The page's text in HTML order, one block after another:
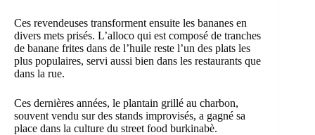
Ces revendeuses transforment ensuite les bananes en
divers mets prisés. L’alloco qui est composé de tranches
de banane frites dans de l’huile reste l’un des plats les
plus populaires, servi aussi bien dans les restaurants que
dans la rue.
Ces dernières années, le plantain grillé au charbon,
souvent vendu sur des stands improvisés, a gagné sa
place dans la culture du street food burkinabè.